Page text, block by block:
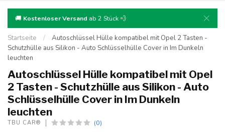
🚚 Kostenloser Versand ab 2 Stück 💨
Startseite /
Autoschlüssel Hülle kompatibel mit Opel 2 Tasten -
Schutzhülle aus Silikon - Auto Schlüsselhülle Cover in Im Dunkeln
leuchten
Autoschlüssel Hülle kompatibel mit Opel
2 Tasten - Schutzhülle aus Silikon - Auto
Schlüsselhülle Cover in Im Dunkeln
leuchten
TBU CAR® (0)